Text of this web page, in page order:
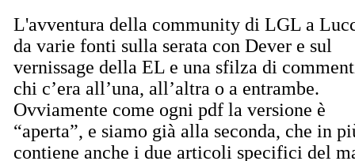
L'avventura della community di LGL a
da varie fonti sulla serata con Dever e sul
vernissage della EL e una sfilza di
chi c’era all’una, all’altra o a entrambe.
Ovviamente come ogni pdf la versione è
“aperta”, e siamo già alla seconda, che in
contiene anche i due articoli specifici del